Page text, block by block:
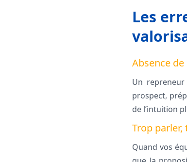
Les
Absence
Un
prospect,
de l’intuition
Trop
Quand vos